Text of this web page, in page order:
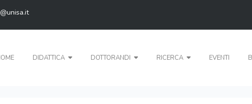
DIDATTICA DOTTORANDI RICERCA EVENTI